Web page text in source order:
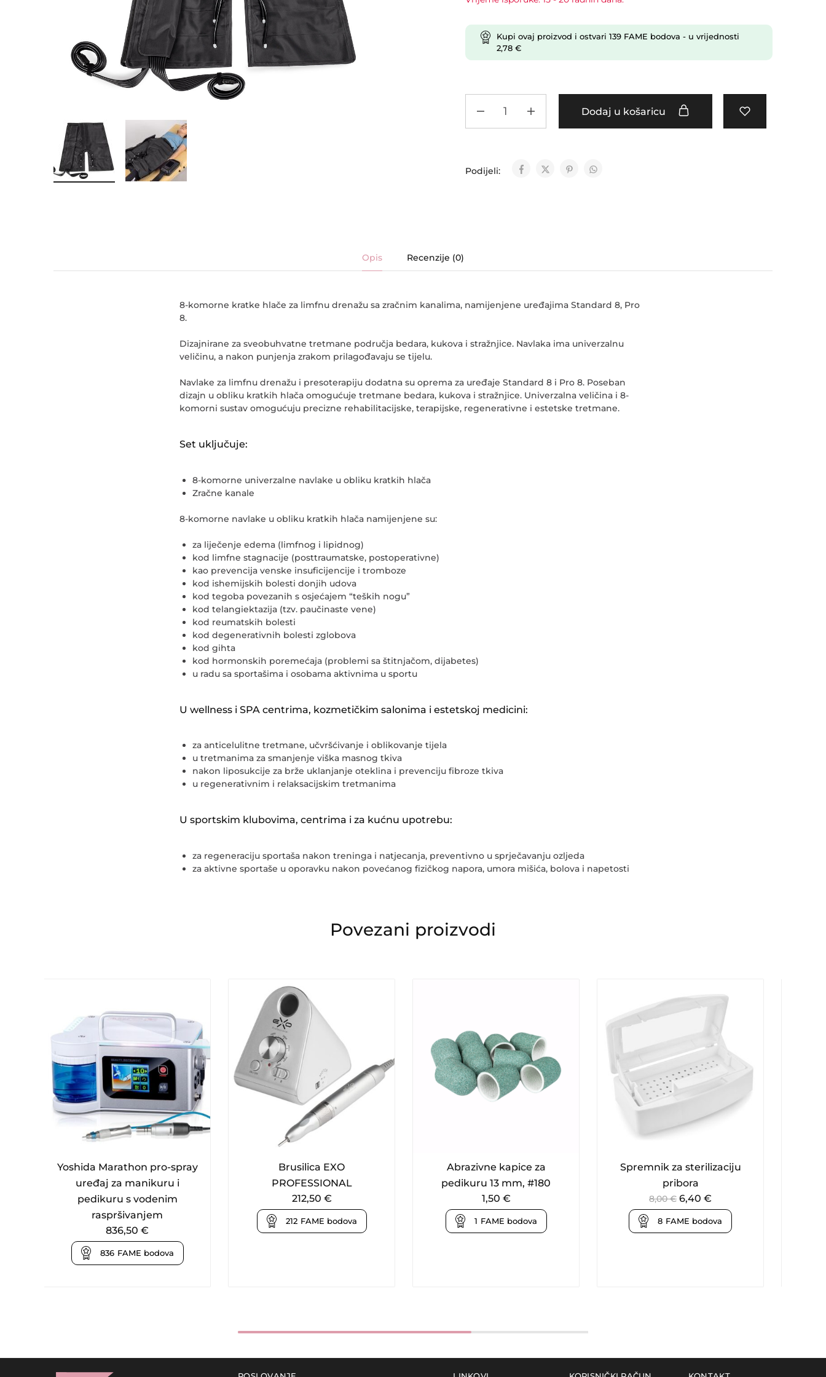
Kupi ovaj proizvod i ostvari 139FAME bodova - u vrijednosti
2,78 €
Dodaj u košaricu
Podijeli:
Opis Recenzije (0)
8-komorne kratke hlače za limfnu drenažu sa zračnim kanalima, namijenjene uređajima Standard 8, Pro
8.
Dizajnirane za sveobuhvatne tretmane područja bedara, kukova i stražnjice. Navlaka ima univerzalnu
veličinu, a nakon punjenja zrakom prilagođavaju se tijelu.
Navlake za limfnu drenažu i presoterapiju dodatna su oprema za uređaje Standard 8 i Pro 8. Poseban
dizajn u obliku kratkih hlača omogućuje tretmane bedara, kukova i stražnjice. Univerzalna veličina i 8-
komorni sustav omogućuju precizne rehabilitacijske, terapijske, regenerativne i estetske tretmane.
Set uključuje:
8-komorne univerzalne navlake u obliku kratkih hlača
Zračne kanale
8-komorne navlake u obliku kratkih hlača namijenjene su:
za liječenje edema (limfnog i lipidnog)
kod limfne stagnacije (posttraumatske, postoperativne)
kao prevencija venske insuficijencije i tromboze
kod ishemijskih bolesti donjih udova
kod tegoba povezanih s osjećajem “teških nogu”
kod telangiektazija (tzv. paučinaste vene)
kod reumatskih bolesti
kod degenerativnih bolesti zglobova
kod gihta
kod hormonskih poremećaja (problemi sa štitnjačom, dijabetes)
u radu sa sportašima i osobama aktivnima u sportu
U wellness i SPA centrima, kozmetičkim salonima i estetskoj medicini:
za anticelulitne tretmane, učvršćivanje i oblikovanje tijela
u tretmanima za smanjenje viška masnog tkiva
nakon liposukcije za brže uklanjanje oteklina i prevenciju fibroze tkiva
u regenerativnim i relaksacijskim tretmanima
U sportskim klubovima, centrima i za kućnu upotrebu:
za regeneraciju sportaša nakon treninga i natjecanja, preventivno u sprječavanju ozljeda
za aktivne sportaše u oporavku nakon povećanog fizičkog napora, umora mišića, bolova i napetosti
Povezani proizvodi
Yoshida Marathon pro-spray
uređaj za manikuru i
pedikuru s vodenim
raspršivanjem
836,50 €
836 FAME bodova
Brusilica EXO
PROFESSIONAL
212,50 €
212 FAME bodova
Abrazivne kapice za
pedikuru 13 mm, #180
1,50 €
1 FAME bodova
Spremnik za sterilizaciju
pribora
8,00€ 6,40 €
8 FAME bodova